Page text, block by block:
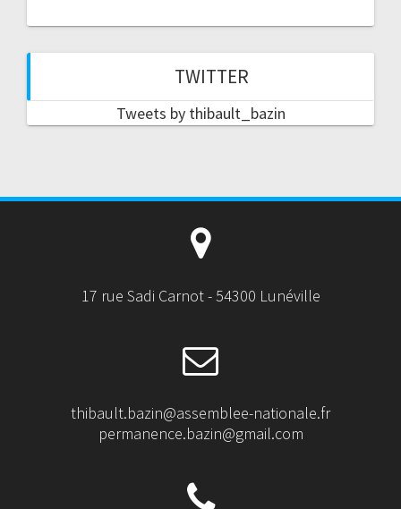
TWITTER
Tweets by thibault_bazin
17 rue Sadi Carnot - 54300 Lunéville
thibault.bazin@assemblee-nationale.fr
permanence.bazin@gmail.com